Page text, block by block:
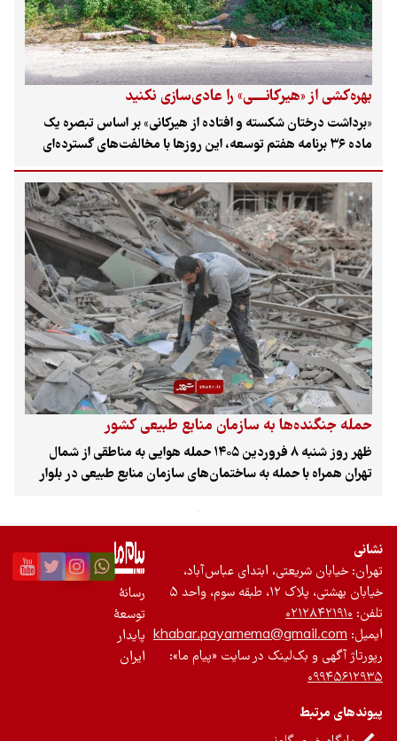
بهره‌کشی از «هیرکانـــــی» را عادی‌سازی نکنید
«برداشت درختان شکسته و افتاده از هیرکانی» بر اساس تبصره یک
ماده ۳۶ برنامه هفتم توسعه، این روزها با مخالفت‌های گسترده‌ای
هم در میان کنشگران محیط‌زیست مواجه شده و هم انتقاد جمع
زیادی از اساتید دانشگاه را به همراه داشته است. در همین زمینه
کانون آسیب‌های اجتماعی دانشگاه تهران نشست هم‌اندیشی
تشکل‌های مردم‌نهاد و کنشگران محیط‌زیست را با عنوان «جنگل‌داری
بهره‌کشانه یا جنگلبانی امنیت‌ساز» را در باغ‌موزه «نگارستان» برگزار کرد.
نشستی که در آن مدیران سازمان منابع طبیعی و منتقدان این طرح
در کنار هم قرار گرفتند و استدلال‌هایشان را مطرح کردند.
حمله جنگنده‌ها به سازمان منابع طبیعی کشور
ظهر روز شنبه ۸ فروردین ۱۴۰۵ حمله هوایی به مناطقی از شمال
تهران همراه با حمله به ساختمان‌های سازمان منابع طبیعی در بلوار
نشانی
تهران: خیابان شریعتی، ابتدای عباس‌آباد،
خیابان بهشتی، پلاک ۱۲، طبقه سوم، واحد ۵
تلفن: ۰۲۱۲۸۴۲۱۹۱۰
ایمیل: khabar.payamema@gmail.com
رپورتاژ آگهی و بک‌لینک در سایت «پیام ما»:
۰۹۹۴۵۶۱۲۹۳۵
پیوندهای مرتبط
رسانۀ
توسعۀ
پایدار
ایران